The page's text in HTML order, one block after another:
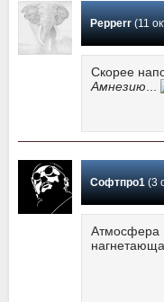
Pepperr(11
Скорее
Амнезию
Софтпро1(3
Атмосфера